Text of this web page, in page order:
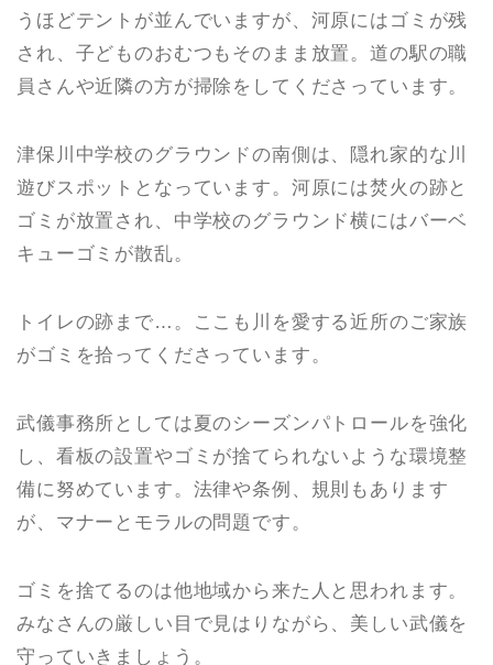
うほどテントが並んでいますが、河原にはゴミが残
され、子どものおむつもそのまま放置。道の駅の職
員さんや近隣の方が掃除をしてくださっています。
津保川中学校のグラウンドの南側は、隠れ家的な川
遊びスポットとなっています。河原には焚火の跡と
ゴミが放置され、中学校のグラウンド横にはバーベ
キューゴミが散乱。
トイレの跡まで…。ここも川を愛する近所のご家族
がゴミを拾ってくださっています。
武儀事務所としては夏のシーズンパトロールを強化
し、看板の設置やゴミが捨てられないような環境整
備に努めています。法律や条例、規則もあります
が、マナーとモラルの問題です。
ゴミを捨てるのは他地域から来た人と思われます。
みなさんの厳しい目で見はりながら、美しい武儀を
守っていきましょう。